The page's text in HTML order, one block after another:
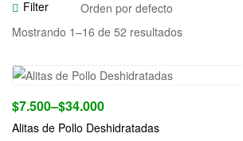
Filter
Mostrando 1–16 de 52 resultados
$7.500–$34.000
Alitas de Pollo Deshidratadas